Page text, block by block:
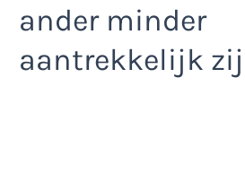
ander minder
aantrekkelijk